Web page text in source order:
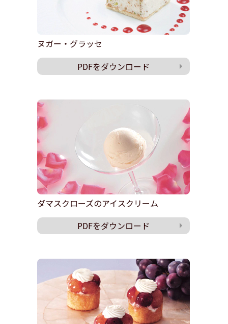
ヌガー・グラッセ
PDFをダウンロード
ダマスクローズのアイスクリーム
PDFをダウンロード